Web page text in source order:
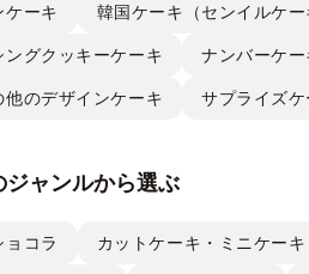
ケーキ 韓国ケーキ（センイルケ
ングクッキーケーキ ナンバーケ
他のデザインケーキ サプライズ
ャンルから選ぶ
ョコラ カットケーキ・ミニケーキ